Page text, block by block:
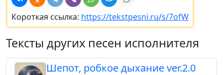
Короткая ссылка: https://tekstpesni.ru/s/7ofW
Тексты других песен исполнителя
Шепот, робкое дыхание ver.2.0